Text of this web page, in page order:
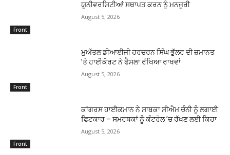
Front
ਯੂਨੀਵਰਸਿਟੀਆਂ ਸਥਾਪਤ ਕਰਨ ਨੂੰ ਮਨਜੂਰੀ
August 5, 2026
Front
ਮੁਅੱਤਲ ਡੀਆਈਜੀ ਹਰਚਰਨ ਸਿੰਘ ਭੁੱਲਰ ਦੀ ਜ਼ਮਾਨਤ
’ਤੇ ਹਾਈਕੋਰਟ ਨੇ ਫੈਸਲਾ ਰੱਖਿਆ ਰਾਖਵਾਂ
August 5, 2026
Front
ਕਾਂਗਰਸ ਹਾਈਕਮਾਨ ਨੇ ਸਾਬਕਾ ਸੀਐਮ ਚੰਨੀ ਨੂੰ ਲਗਾਈ
ਫਿਟਕਾਰ – ਸਮਰਥਕਾਂ ਨੂੰ ਕੰਟਰੋਲ ’ਚ ਰੱਖਣ ਲਈ ਕਿਹਾ
August 5, 2026